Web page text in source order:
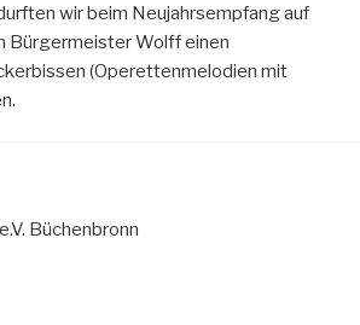
wir beim Neujahrsempfang auf
Bürgermeister Wolff einen
(Operettenmelodien mit
Büchenbronn